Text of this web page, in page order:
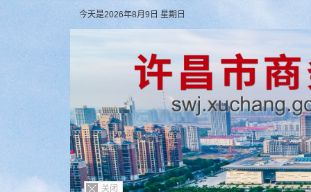
今天是2026年8月9日 星期日
关闭